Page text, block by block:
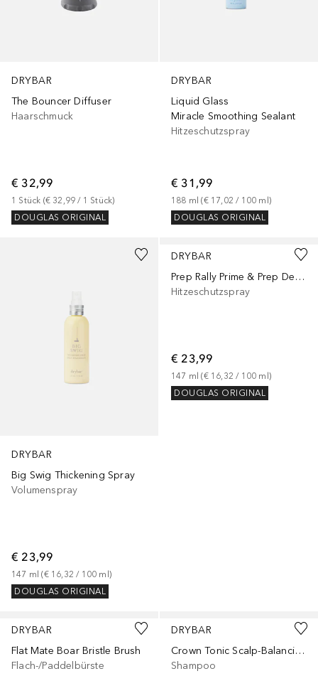
DRYBAR
The Bouncer Diffuser
Haarschmuck
€ 32,99
1 Stück (€ 32,99 / 1 Stück)
DOUGLAS ORIGINAL
DRYBAR
Liquid Glass
Miracle Smoothing Sealant
Hitzeschutzspray
€ 31,99
188 ml (€ 17,02 / 100 ml)
DOUGLAS ORIGINAL
DRYBAR
Big Swig Thickening Spray
Volumenspray
€ 23,99
147 ml (€ 16,32 / 100 ml)
DOUGLAS ORIGINAL
DRYBAR
Prep Rally Prime & Prep Detangler
Hitzeschutzspray
€ 23,99
147 ml (€ 16,32 / 100 ml)
DOUGLAS ORIGINAL
DRYBAR
Flat Mate Boar Bristle Brush
Flach-/Paddelbürste
DRYBAR
Crown Tonic Scalp-Balancing Cleanser
Shampoo